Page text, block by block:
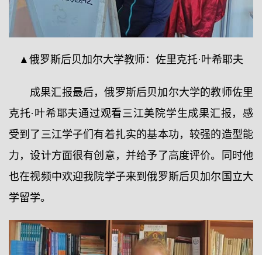
▲俄罗斯后贝加尔大学教师：佐里克托·叶希耶夫
成果汇报最后，俄罗斯后贝加尔大学的教师佐里
克托·叶希耶夫通过观看三江美院学生成果汇报，感
受到了三江学子们有着扎实的基本功，较强的造型能
力，设计方面很有创意，并给予了高度评价。同时他
也在视频中欢迎我院学子来到俄罗斯后贝加尔国立大
学留学。